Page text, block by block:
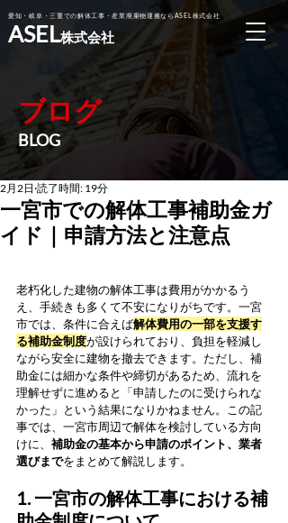
愛知・岐阜・三重での解体工事・産業廃棄物運搬ならASEL株式会社
ASEL株式会社
ブログ
BLOG
一宮市での解体工事補助金ガ
イド｜申請方法と注意点
2月2日 読了時間: 19分
老朽化した建物の解体工事は費用がかかるう
え、手続きも多くて不安になりがちです。一宮
市では、条件に合えば解体費用の一部を支援す
る補助金制度が設けられており、負担を軽減し
ながら安全に建物を撤去できます。ただし、補
助金には細かな条件や締切があるため、流れを
理解せずに進めると「申請したのに受けられな
かった」という結果になりかねません。この記
事では、一宮市周辺で解体を検討している方向
けに、 補助金の基本から申請のポイント、業者
選びまでをまとめて解説します。
1. 一宮市の解体工事における補